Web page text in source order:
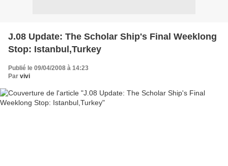
J.08 Update: The Scholar Ship's Final Weeklong
Stop: Istanbul,Turkey
Publié le 09/04/2008 à 14:23
Par vivi